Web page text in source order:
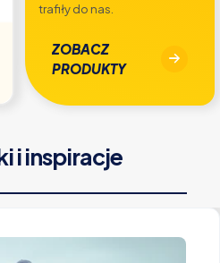
trafiły do nas.
ZOBACZ
PRODUKTY
i inspiracje